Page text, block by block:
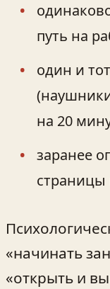
путь на
один и
на 20
заранее
страницы
«начинать
«открыть и